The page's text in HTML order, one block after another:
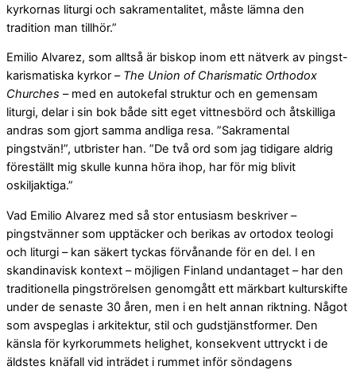
kyrkornas liturgi och sakramentalitet, måste lämna den
tradition man tillhör.”
Emilio Alvarez, som alltså är biskop inom ett nätverk av pingst-
karismatiska kyrkor – The Union of Charismatic Orthodox
Churches – med en autokefal struktur och en gemensam
liturgi, delar i sin bok både sitt eget vittnesbörd och åtskilliga
andras som gjort samma andliga resa. ”Sakramental
pingstvän!”, utbrister han. ”De två ord som jag tidigare aldrig
föreställt mig skulle kunna höra ihop, har för mig blivit
oskiljaktiga.”
Vad Emilio Alvarez med så stor entusiasm beskriver –
pingstvänner som upptäcker och berikas av ortodox teologi
och liturgi – kan säkert tyckas förvånande för en del. I en
skandinavisk kontext – möjligen Finland undantaget – har den
traditionella pingströrelsen genomgått ett märkbart kulturskifte
under de senaste 30 åren, men i en helt annan riktning. Något
som avspeglas i arkitektur, stil och gudstjänstformer. Den
känsla för kyrkorummets helighet, konsekvent uttryckt i de
äldstes knäfall vid inträdet i rummet inför söndagens